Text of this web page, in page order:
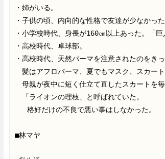
・姉がいる。
・子供の頃、内向的な性格で友達が少なかった
・小学校時代、身長が160㎝以上あった。「巨
・高校時代、卓球部。
・高校時代、天然パーマを注意されたのをき
髪はアフロパーマ、夏でもマスク、スカー
母親が夜中に短く仕立て直したスカートを毎
「ライオンの理枝」と呼ばれていた。
   格好だけの不良で悪い事はしなかった。
■林マヤ